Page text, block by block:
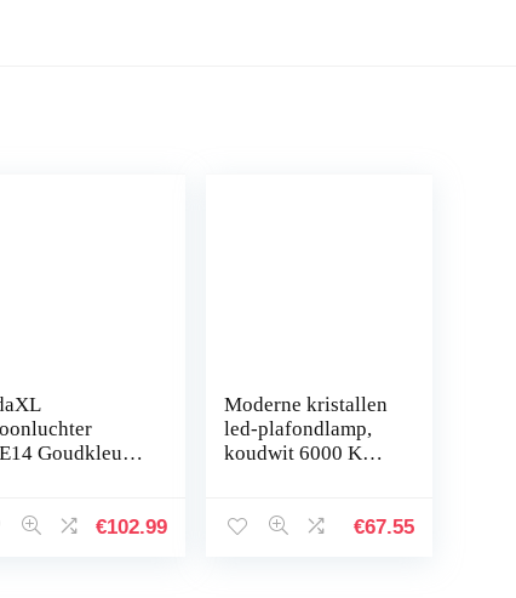
Goudkleurig
€102.99
Moderne kristallen
led-plafondlamp,
koudwit 6000 K
plafondlamp met 3
€67.55